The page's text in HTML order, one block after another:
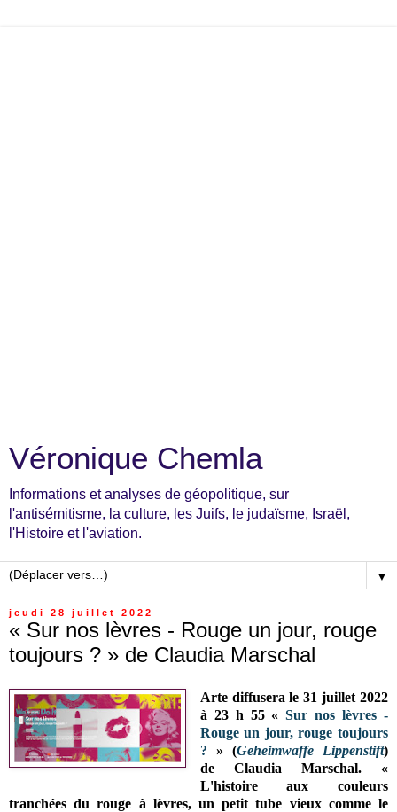
Véronique Chemla
Informations et analyses de géopolitique, sur
l'antisémitisme, la culture, les Juifs, le judaïsme, Israël,
l'Histoire et l'aviation.
▼
jeudi 28 juillet 2022
« Sur nos lèvres - Rouge un jour, rouge
toujours ? » de Claudia Marschal
Arte diffusera le 31 juillet 2022
à 23 h 55 «Sur nos lèvres -
Rouge un jour, rouge toujours
? » (Geheimwaffe Lippenstift)
de Claudia Marschal. «
L'histoire aux couleurs
tranchées du rouge à lèvres, un petit tube vieux comme le